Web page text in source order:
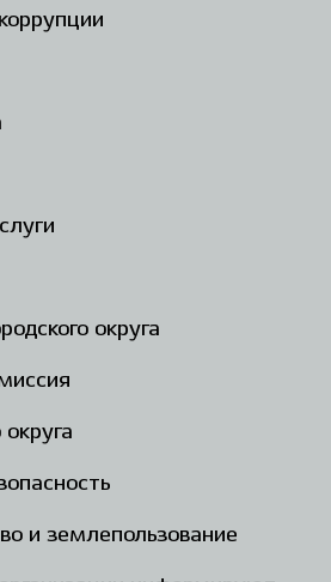
округа
округа
и землепользование